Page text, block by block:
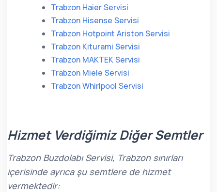
Trabzon Haier Servisi
Trabzon Hisense Servisi
Trabzon Hotpoint Ariston Servisi
Trabzon Kiturami Servisi
Trabzon MAKTEK Servisi
Trabzon Miele Servisi
Trabzon Whirlpool Servisi
Hizmet Verdiğimiz Diğer Semtler
Trabzon Buzdolabı Servisi, Trabzon sınırları
içerisinde ayrıca şu semtlere de hizmet
vermektedir: